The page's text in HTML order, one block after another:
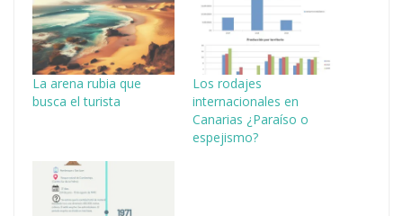
La arena rubia que
busca el turista
Los rodajes
internacionales en
Canarias ¿Paraíso o
espejismo?